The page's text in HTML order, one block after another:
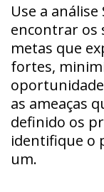
Use a
encontrar os
metas que
fortes,
as ameaças
definido os
identifique o
um.